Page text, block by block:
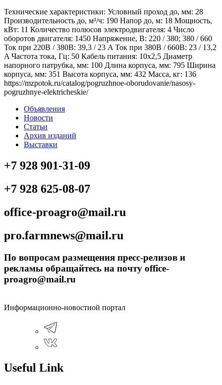
Технические характеристики: Условный проход до, мм: 28
Производительность до, м³/ч: 190 Напор до, м: 18 Мощность,
кВт: 11 Количество полюсов электродвигателя: 4 Число
оборотов двигателя: 1450 Напряжение, В: 220 / 380; 380 / 660
Ток при 220В / 380В: 39,3 / 23 A Ток при 380В / 660В: 23 / 13,2
A Частота тока, Гц: 50 Кабель питания: 10x2,5 Диаметр
напорного патрубка, мм: 100 Длина корпуса, мм: 795 Ширина
корпуса, мм: 351 Высота корпуса, мм: 432 Масса, кг: 136
https://mzpotok.ru/catalog/pogruzhnoe-oborudovanie/nasosy-
pogruzhnye-elektricheskie/
Объявления
Новости
Статьи
Архив изданий
Выставки
+7 928 901-31-09
+7 928 625-08-07
office-proagro@mail.ru
pro.farmnews@mail.ru
По вопросам размещения пресс-релизов и
рекламы обращайтесь на почту office-
proagro@mail.ru
Информационно-новостной портал
Useful Link